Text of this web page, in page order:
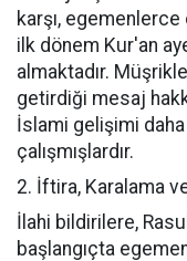
karşı,
ilk dönem Kur'an
almaktadır.
getirdiği mesaj
İslami gelişimi
çalışmışlardır.
2. İftira, Karalama
İlahi bildirilere,
başlangıçta